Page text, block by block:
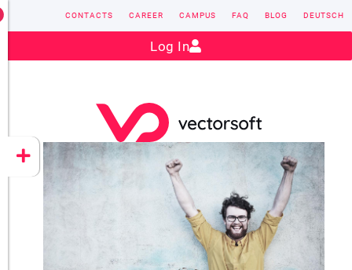
CONZEPT 16
YEET
Contact: sales@vectorsoft.de
CONTACTS CAREER CAMPUS FAQ BLOG DEUTSCH
Log In